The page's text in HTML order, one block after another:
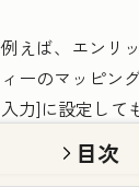
例えば、エンリ
ィーのマッピン
入力]に設定して
クションが「既
る」を設定して
目次